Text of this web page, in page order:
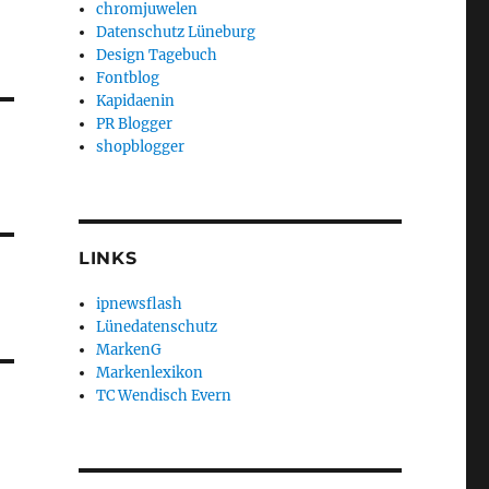
chromjuwelen
Datenschutz Lüneburg
Design Tagebuch
Fontblog
Kapidaenin
PR Blogger
shopblogger
LINKS
ipnewsflash
Lünedatenschutz
MarkenG
Markenlexikon
TC Wendisch Evern